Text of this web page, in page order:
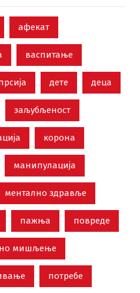
афекат
васпитање
дете деца
заљубљеност
корона
манипулација
ментално здравље
пажња повреде
мишљење
потребе